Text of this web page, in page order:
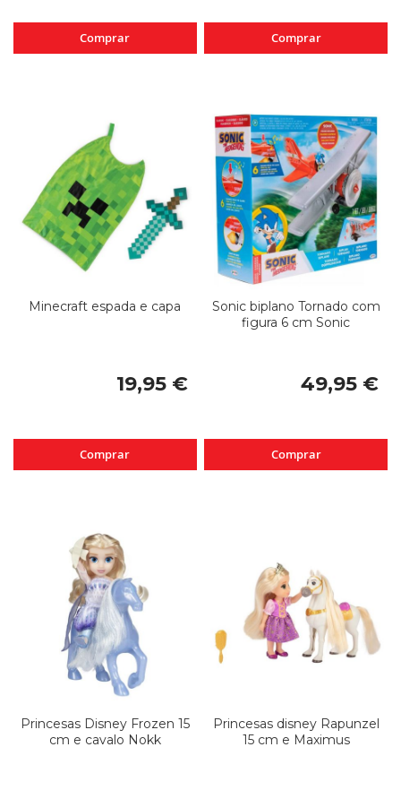
Comprar Comprar
Minecraft espada e capa
19,95 €
Comprar
Sonic biplano Tornado com
figura 6 cm Sonic
49,95 €
Comprar
Princesas Disney Frozen 15
cm e cavalo Nokk
Princesas disney Rapunzel
15 cm e Maximus